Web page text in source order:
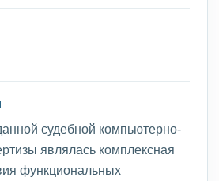
судебной компьютерно-
являлась комплексная
функциональных